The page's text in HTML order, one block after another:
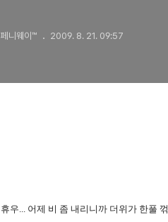
페니웨이™ 2009. 8. 21. 09:57
휴우... 어제 비 좀 내리니까 더위가 한풀